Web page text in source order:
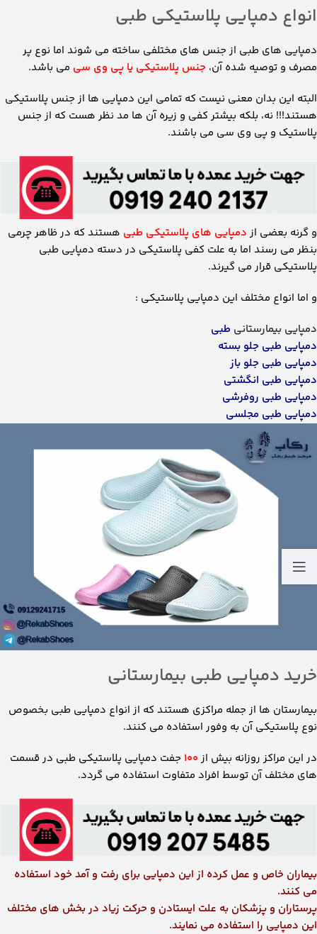
انواع دمپایی پلاستیکی طبی
دمپایی های طبی از جنس های مختلفی ساخته می شوند اما نوع پر
مصرف و توصیه شده آن، جنس پلاستیکی یا پی وی سی می باشد.
البته این بدان معنی نیست که تمامی این دمپایی ها از جنس پلاستیکی
هستند!!! نه، بلکه بیشتر کفی و زیره آن ها مد نظر هست که از جنس
پلاستیک و پی وی سی می باشند.
و گرنه بعضی از دمپایی های پلاستیکی طبی هستند که در ظاهر چرمی
بنظر می رسند اما به علت کفی پلاستیکی در دسته دمپایی طبی
پلاستیکی قرار می گیرند.
و اما انواع مختلف این دمپایی پلاستیکی :
دمپایی بیمارستانی طبی
دمپایی طبی جلو بسته
دمپایی طبی جلو باز
دمپایی طبی انگشتی
دمپایی طبی روفرشی
دمپایی طبی مجلسی
خرید دمپایی طبی بیمارستانی
بیمارستان ها از جمله مراکزی هستند که از انواع دمپایی طبی بخصوص
نوع پلاستیکی آن به وفور استفاده می کنند.
در این مراکز روزانه بیش از۱۰۰ جفت دمپایی پلاستیکی طبی در قسمت
های مختلف آن توسط افراد متفاوت استفاده می گردد.
بیماران خاص و عمل کرده از این دمپایی برای رفت و آمد خود استفاده
می کنند.
پرستاران و پزشکان به علت ایستادن و حرکت زیاد در بخش های مختلف
این دمپایی را استفاده می نمایند.